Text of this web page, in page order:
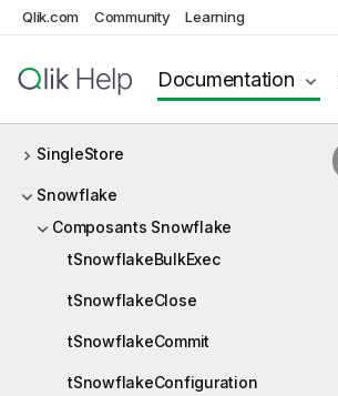
Qlik.com Community Learning
Documentation
SCDELT
SCP
SingleStore
Snowflake
Composants Snowflake
tSnowflakeBulkExec
tSnowflakeClose
tSnowflakeCommit
tSnowflakeConfiguration